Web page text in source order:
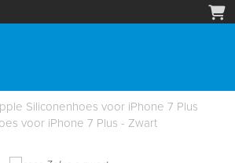
Siliconenhoes voor iPhone 7 Plus
voor iPhone 7 Plus - Zwart